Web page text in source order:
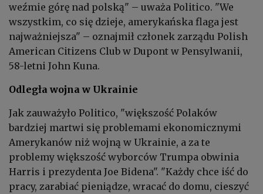
weźmie górę nad polską" – uważa Politico. "We
wszystkim, co się dzieje, amerykańska flaga jest
najważniejsza" – oznajmił członek zarządu Polish
American Citizens Club w Dupont w Pensylwanii,
58-letni John Kuna.
Odległa wojna w Ukrainie
Jak zauważyło Politico, "większość Polaków
bardziej martwi się problemami ekonomicznymi
Amerykanów niż wojną w Ukrainie, a za te
problemy większość wyborców Trumpa obwinia
Harris i prezydenta Joe Bidena". "Każdy chce iść do
pracy, zarabiać pieniądze, wracać do domu, cieszyć